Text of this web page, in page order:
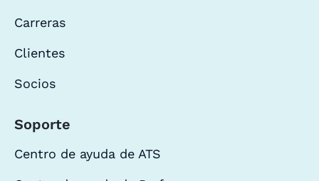
Carreras
Clientes
Socios
Soporte
Centro de ayuda de ATS